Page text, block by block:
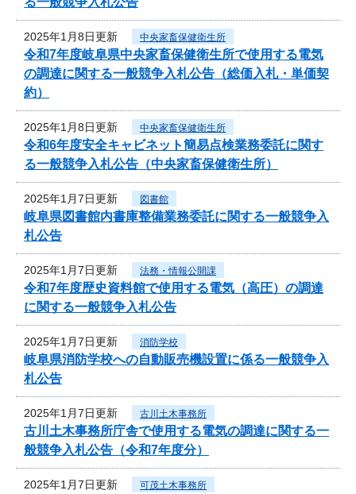
2025年1月8日更新 中央家畜保健衛生所
令和7年度岐阜県中央家畜保健衛生所で使用する電気
の調達に関する一般競争入札公告（総価入札・単価契
約）
2025年1月8日更新 中央家畜保健衛生所
令和6年度安全キャビネット簡易点検業務委託に関す
る一般競争入札公告（中央家畜保健衛生所）
2025年1月7日更新 図書館
岐阜県図書館内書庫整備業務委託に関する一般競争入
札公告
2025年1月7日更新 法務・情報公開課
令和7年度歴史資料館で使用する電気（高圧）の調達
に関する一般競争入札公告
2025年1月7日更新 消防学校
岐阜県消防学校への自動販売機設置に係る一般競争入
札公告
2025年1月7日更新 古川土木事務所
古川土木事務所庁舎で使用する電気の調達に関する一
般競争入札公告（令和7年度分）
2025年1月7日更新 可茂土木事務所